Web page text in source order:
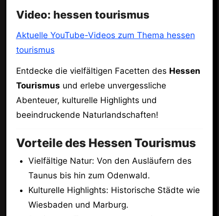
Video: hessen tourismus
Aktuelle YouTube-Videos zum Thema hessen
tourismus
Entdecke die vielfältigen Facetten des Hessen
Tourismus und erlebe unvergessliche
Abenteuer, kulturelle Highlights und
beeindruckende Naturlandschaften!
Vorteile des Hessen Tourismus
Vielfältige Natur: Von den Ausläufern des
Taunus bis hin zum Odenwald.
Kulturelle Highlights: Historische Städte wie
Wiesbaden und Marburg.